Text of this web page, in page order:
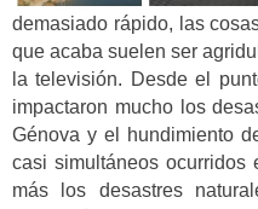
demasiado rápido, las
que acaba suelen ser
la televisión. Desde el
impactaron mucho los
Génova y el hundimiento
casi simultáneos ocurridos
más los desastres